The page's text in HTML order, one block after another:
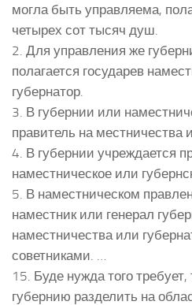
могла быть управляема,
четырех сот тысяч душ.
2. Для управления же
полагается государев
губернатор.
3. В губернии или
правитель на местничества
4. В губернии учреждается
наместническое или
5. В наместническом
наместник или генерал
наместничества или
советниками. …
15. Буде нужда того
губернию разделить на